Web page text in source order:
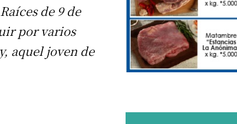
de 9 de
por varios
aquel joven de